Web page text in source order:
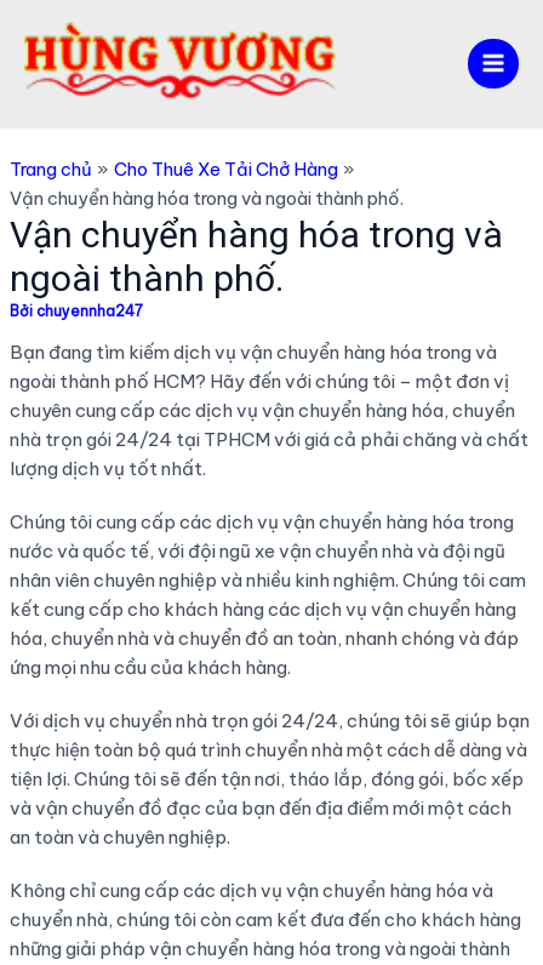
Main
Trang chủ
Cho Thuê Xe Tải Chở Hàng
Vận chuyển hàng hóa trong và ngoài thành phố.
Vận chuyển hàng hóa trong và
ngoài thành phố.
Bởi chuyennha247
Bạn đang tìm kiếm dịch vụ vận chuyển hàng hóa trong và
ngoài thành phố HCM? Hãy đến với chúng tôi – một đơn vị
chuyên cung cấp các dịch vụ vận chuyển hàng hóa, chuyển
nhà trọn gói 24/24 tại TPHCM với giá cả phải chăng và chất
lượng dịch vụ tốt nhất.
Chúng tôi cung cấp các dịch vụ vận chuyển hàng hóa trong
nước và quốc tế, với đội ngũ xe vận chuyển nhà và đội ngũ
nhân viên chuyên nghiệp và nhiều kinh nghiệm. Chúng tôi cam
kết cung cấp cho khách hàng các dịch vụ vận chuyển hàng
hóa, chuyển nhà và chuyển đồ an toàn, nhanh chóng và đáp
ứng mọi nhu cầu của khách hàng.
Với dịch vụ chuyển nhà trọn gói 24/24, chúng tôi sẽ giúp bạn
thực hiện toàn bộ quá trình chuyển nhà một cách dễ dàng và
tiện lợi. Chúng tôi sẽ đến tận nơi, tháo lắp, đóng gói, bốc xếp
và vận chuyển đồ đạc của bạn đến địa điểm mới một cách
an toàn và chuyên nghiệp.
Không chỉ cung cấp các dịch vụ vận chuyển hàng hóa và
chuyển nhà, chúng tôi còn cam kết đưa đến cho khách hàng
những giải pháp vận chuyển hàng hóa trong và ngoài thành